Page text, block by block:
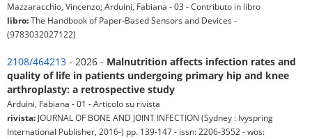
Mazzaracchio, Vincenzo; Arduini, Fabiana - 03 - Contributo in libro
libro:The Handbook of Paper-Based Sensors and Devices -
(9783032027122)
2108/464213 - 2026 - Malnutrition affects infection rates and
quality of life in patients undergoing primary hip and knee
arthroplasty: a retrospective study
Arduini, Fabiana - 01 - Articolo su rivista
rivista: JOURNAL OF BONE AND JOINT INFECTION (Sydney : Ivyspring
International Publisher, 2016-) pp. 139-147 - issn: 2206-3552 - wos: